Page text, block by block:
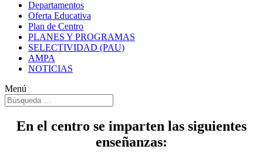
Departamentos
Oferta Educativa
Plan de Centro
PLANES Y PROGRAMAS
SELECTIVIDAD (PAU)
AMPA
NOTICIAS
Menú
En el centro se imparten las siguientes
enseñanzas: